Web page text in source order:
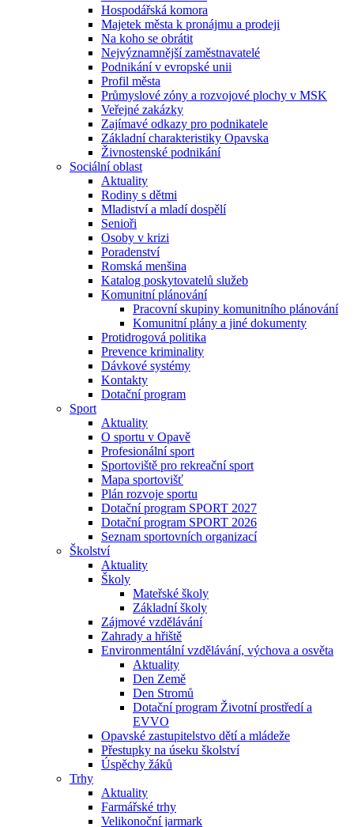
Hospodářská komora
Majetek města k pronájmu a prodeji
Na koho se obrátit
Nejvýznamnější zaměstnavatelé
Podnikání v evropské unii
Profil města
Průmyslové zóny a rozvojové plochy v MSK
Veřejné zakázky
Zajímavé odkazy pro podnikatele
Základní charakteristiky Opavska
Živnostenské podnikání
Sociální oblast
Aktuality
Rodiny s dětmi
Mladiství a mladí dospělí
Senioři
Osoby v krizi
Poradenství
Romská menšina
Katalog poskytovatelů služeb
Komunitní plánování
Pracovní skupiny komunitního plánování
Komunitní plány a jiné dokumenty
Protidrogová politika
Prevence kriminality
Dávkové systémy
Kontakty
Dotační program
Sport
Aktuality
O sportu v Opavě
Profesionální sport
Sportoviště pro rekreační sport
Mapa sportovišť
Plán rozvoje sportu
Dotační program SPORT 2027
Dotační program SPORT 2026
Seznam sportovních organizací
Školství
Aktuality
Školy
Mateřské školy
Základní školy
Zájmové vzdělávání
Zahrady a hřiště
Environmentální vzdělávání, výchova a osvěta
Aktuality
Den Země
Den Stromů
Dotační program Životní prostředí a
EVVO
Opavské zastupitelstvo dětí a mládeže
Přestupky na úseku školství
Úspěchy žáků
Trhy
Aktuality
Farmářské trhy
Velikonoční jarmark